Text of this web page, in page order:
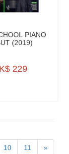
PIANO
(2019)
229
10 11 »